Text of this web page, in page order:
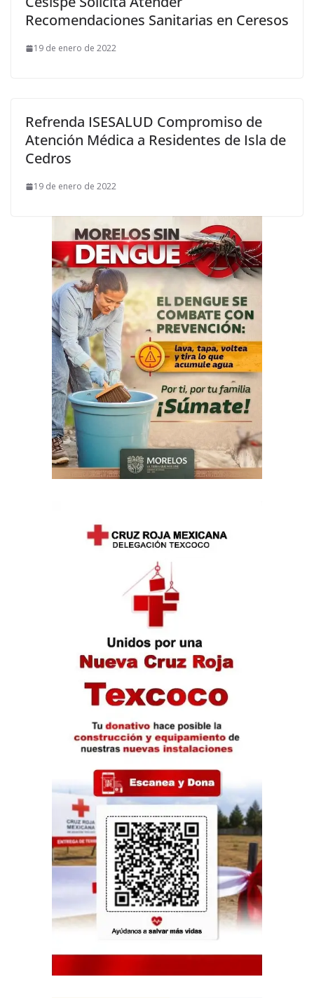
Recomendaciones Sanitarias en Ceresos
19 de enero de 2022
Refrenda ISESALUD Compromiso de
Atención Médica a Residentes de Isla de
Cedros
19 de enero de 2022